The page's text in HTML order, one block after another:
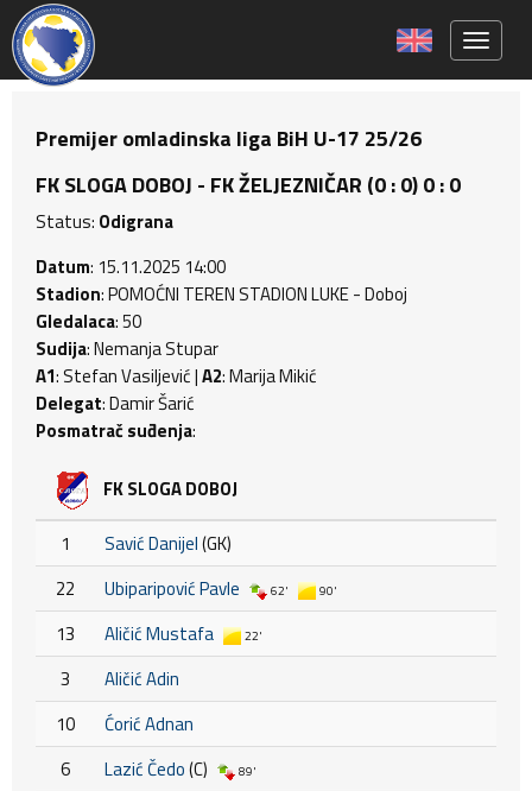
Premijer omladinska liga BiH U-17 25/26
FK SLOGA DOBOJ - FK ŽELJEZNIČAR (0 : 0) 0 : 0
Status: Odigrana
Datum: 15.11.2025 14:00
Stadion: POMOĆNI TEREN STADION LUKE - Doboj
Gledalaca: 50
Sudija: Nemanja Stupar
A1: Stefan Vasiljević |A2: Marija Mikić
Delegat: Damir Šarić
Posmatrač suđenja:
FK SLOGA DOBOJ
1 Savić Danijel(GK)
22
Ubiparipović Pavle 62' 90'
13 Aličić Mustafa 22'
3
Aličić Adin
10
Ćorić Adnan
6
Lazić Čedo(C) 89'